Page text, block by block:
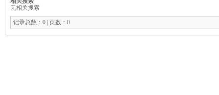
无相关搜索
记录总数：0 | 页数：0